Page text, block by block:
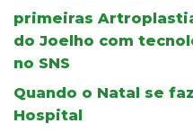
primeiras
do Joelho com
no SNS
Quando o Natal se
Hospital